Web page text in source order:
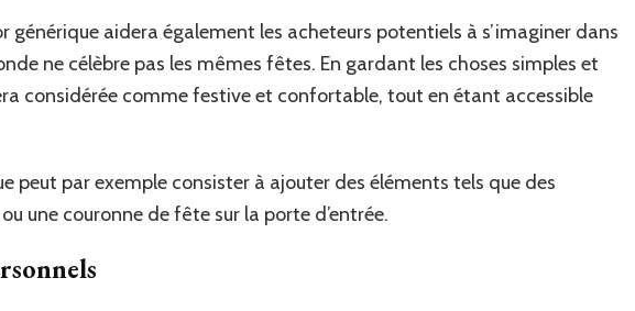
générique aidera également les acheteurs potentiels à s’imaginer dans
ne célèbre pas les mêmes fêtes. En gardant les choses simples et
considérée comme festive et confortable, tout en étant accessible
peut par exemple consister à ajouter des éléments tels que des
une couronne de fête sur la porte d’entrée.